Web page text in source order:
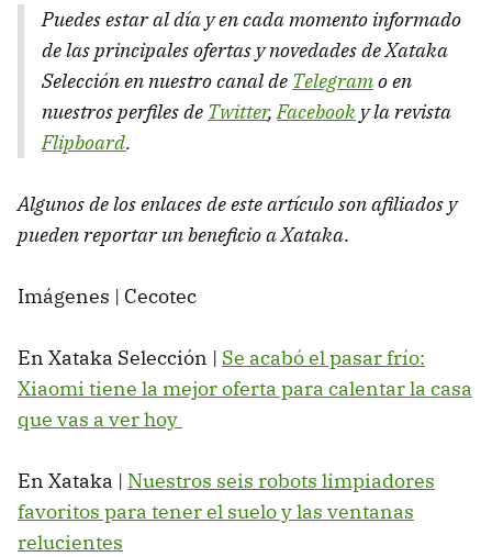
Puedes estar al día y en cada momento informado
de las principales ofertas y novedades de Xataka
Selección en nuestro canal de Telegramo en
nuestros perfiles de Twitter,Facebook y la revista
Flipboard.
Algunos de los enlaces de este artículo son afiliados y
pueden reportar un beneficio a Xataka.
Imágenes | Cecotec
En Xataka Selección | Se acabó el pasar frío:
Xiaomi tiene la mejor oferta para calentar la casa
que vas a ver hoy
En Xataka | Nuestros seis robots limpiadores
favoritos para tener el suelo y las ventanas
relucientes